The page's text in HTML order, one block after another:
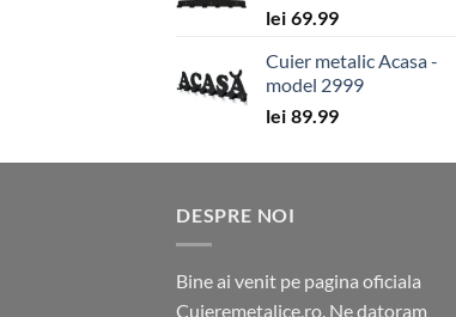
lei 69.99
Cuier metalic Acasa -
model 2999
lei 89.99
DESPRE NOI
Bine ai venit pe pagina oficiala
Cuieremetalice.ro. Ne datoram